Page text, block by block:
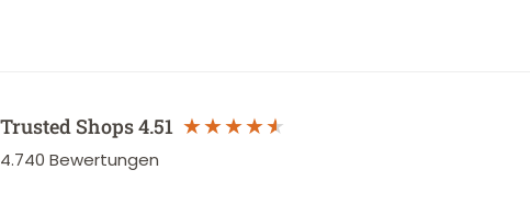
Trusted Shops4.51
4.740 Bewertungen